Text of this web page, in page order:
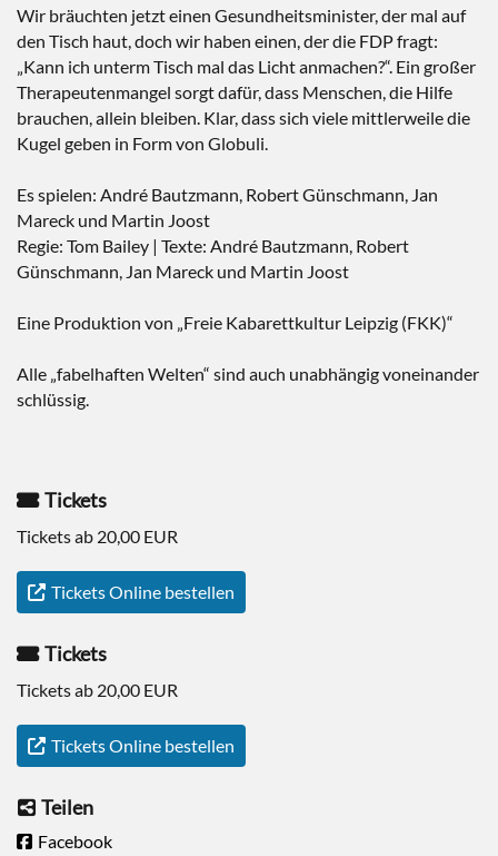
Wir bräuchten jetzt einen Gesundheitsminister, der mal auf
den Tisch haut, doch wir haben einen, der die FDP fragt:
„Kann ich unterm Tisch mal das Licht anmachen?“. Ein großer
Therapeutenmangel sorgt dafür, dass Menschen, die Hilfe
brauchen, allein bleiben. Klar, dass sich viele mittlerweile die
Kugel geben in Form von Globuli.
Es spielen: André Bautzmann, Robert Günschmann, Jan
Mareck und Martin Joost
Regie: Tom Bailey | Texte: André Bautzmann, Robert
Günschmann, Jan Mareck und Martin Joost
Eine Produktion von „Freie Kabarettkultur Leipzig (FKK)“
Alle „fabelhaften Welten“ sind auch unabhängig voneinander
schlüssig.
Tickets
Tickets ab 20,00 EUR
Tickets Online bestellen
Tickets
Tickets ab 20,00 EUR
Tickets Online bestellen
Teilen
Facebook